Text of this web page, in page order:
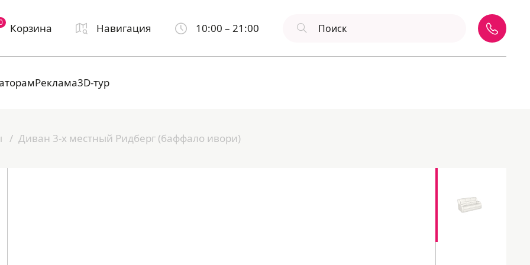
Корзина Навигация 10:00 – 21:00
Реклама3D-тур
Диван 3-х местный Ридберг (баффало ивори)